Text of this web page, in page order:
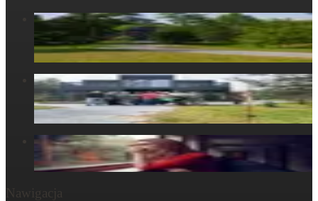
Centrum Obecności – świętujemy – życie, które wydarza się
tu, razem...
6 maja 2025
Centrum Obecności – Miejsce, gdzie natura splata się z
ludzkim doświadczeniem
30 marca 2025
W głowie się nie mieści, ale w ciele już tak: Strata
29 października 2024
Nawigacja